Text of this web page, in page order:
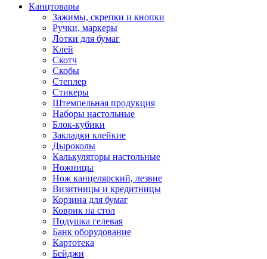
Канцтовары
Зажимы, скрепки и кнопки
Ручки, маркеры
Лотки для бумаг
Клей
Скотч
Скобы
Степлер
Стикеры
Штемпельная продукция
Наборы настольные
Блок-кубики
Закладки клейкие
Дыроколы
Калькуляторы настольные
Ножницы
Нож канцелярский, лезвие
Визитницы и кредитницы
Корзина для бумаг
Коврик на стол
Подушка гелевая
Банк оборудование
Картотека
Бейджи